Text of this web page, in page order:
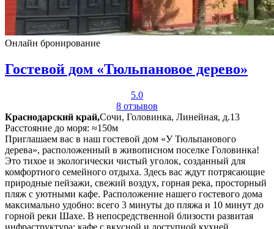
Онлайн бронирование
Гостевой дом «Тюльпановое дерево»
5.0
8 отзывов
Краснодарский край,Сочи, Головинка, Линейная, д.13
Расстояние до моря: ≈150м
Приглашаем вас в наш гостевой дом «У Тюльпанового
дерева», расположенный в живописном поселке Головинка!
Это тихое и экологически чистый уголок, созданный для
комфортного семейного отдыха. Здесь вас ждут потрясающие
природные пейзажи, свежий воздух, горная река, просторный
пляж с уютными кафе. Расположение нашего гостевого дома
максимально удобно: всего 3 минуты до пляжа и 10 минут до
горной реки Шахе. В непосредственной близости развитая
инфраструктура: кафе с вкусной и доступной кухней,